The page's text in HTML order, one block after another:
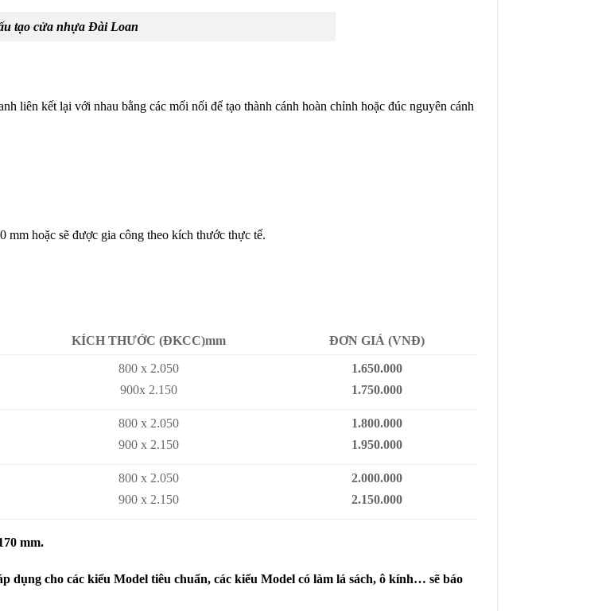
tạo cửa nhựa Đài Loan
liên kết lại với nhau bằng các mối nối để tạo thành cánh hoàn chỉnh hoặc đúc nguyên cánh
hoặc sẽ được gia công theo kích thước thực tế.
KÍCH THƯỚC (ĐKCC)mm ĐƠN GIÁ (VNĐ)
800 x 2.050
900x 2.150
1.650.000
1.750.000
800 x 2.050
900 x 2.150
1.800.000
1.950.000
800 x 2.050
900 x 2.150
2.000.000
2.150.000
mm.
cho các kiểu Model tiêu chuẩn, các kiểu Model có làm lá sách, ô kính… sẽ báo